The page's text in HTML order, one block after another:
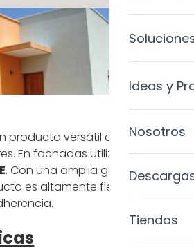
SISTEMAS
Calce
Level
Level
Ideas y
Galería
Blog
Nosotros
Tiendas
producto versátil que no solo
En fachadas utilizamos
. Con una amplia gama de
es altamente flexible y tiene